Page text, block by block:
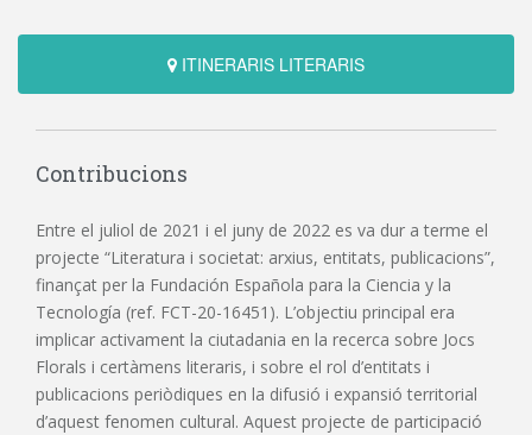
ITINERARIS LITERARIS
Contribucions
Entre el juliol de 2021 i el juny de 2022 es va dur a terme el
projecte “Literatura i societat: arxius, entitats, publicacions”,
finançat per la Fundación Española para la Ciencia y la
Tecnología (ref. FCT-20-16451). L’objectiu principal era
implicar activament la ciutadania en la recerca sobre Jocs
Florals i certàmens literaris, i sobre el rol d’entitats i
publicacions periòdiques en la difusió i expansió territorial
d’aquest fenomen cultural. Aquest projecte de participació